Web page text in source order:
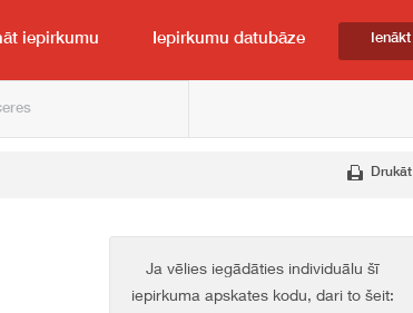
iepirkumu Iepirkumu datubāze Ienākt
Drukāt
Ja vēlies iegādāties individuālu šī
iepirkuma apskates kodu, dari to šeit: